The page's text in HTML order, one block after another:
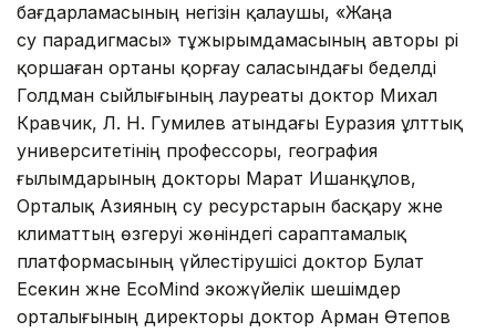
бағдарламасының негізін қалаушы, «Жаңа
су парадигмасы» тұжырымдамасының авторы әрі
қоршаған ортаны қорғау саласындағы беделді
Голдман сыйлығының лауреаты доктор Михал
Кравчик, Л. Н. Гумилев атындағы Еуразия ұлттық
университетінің профессоры, география
ғылымдарының докторы Марат Ишанқұлов,
Орталық Азияның су ресурстарын басқару және
климаттың өзгеруі жөніндегі сараптамалық
платформасының үйлестірушісі доктор Булат
Есекин және EcoMind экожүйелік шешімдер
орталығының директоры доктор Арман Өтепов